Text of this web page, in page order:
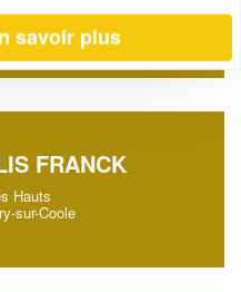
FRANCK
Hauts
sur-Coole
savoir plus